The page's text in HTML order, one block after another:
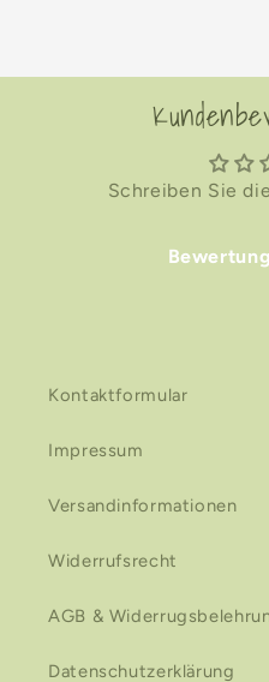
Schreiben Sie
Kontaktformular
Impressum
Versandinformationen
Widerrufsrecht
AGB &
Datenschutzerklärung